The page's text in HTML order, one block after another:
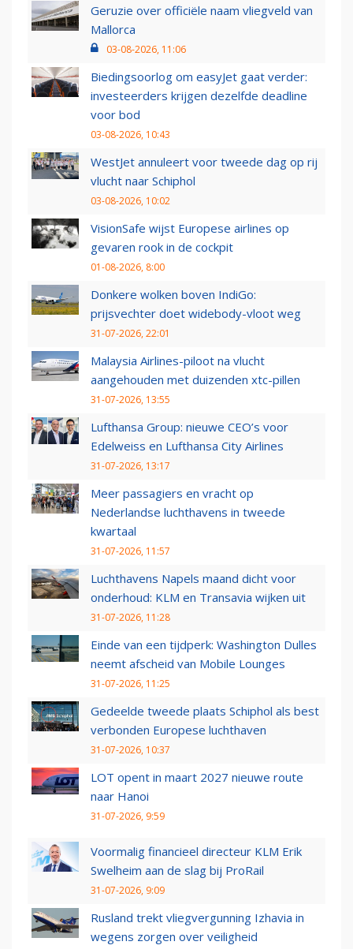
Geruzie over officiële naam vliegveld van
Mallorca
03-08-2026, 11:06
Biedingsoorlog om easyJet gaat verder:
investeerders krijgen dezelfde deadline
voor bod
03-08-2026, 10:43
WestJet annuleert voor tweede dag op rij
vlucht naar Schiphol
03-08-2026, 10:02
VisionSafe wijst Europese airlines op
gevaren rook in de cockpit
01-08-2026, 8:00
Donkere wolken boven IndiGo:
prijsvechter doet widebody-vloot weg
31-07-2026, 22:01
Malaysia Airlines-piloot na vlucht
aangehouden met duizenden xtc-pillen
31-07-2026, 13:55
Lufthansa Group: nieuwe CEO’s voor
Edelweiss en Lufthansa City Airlines
31-07-2026, 13:17
Meer passagiers en vracht op
Nederlandse luchthavens in tweede
kwartaal
31-07-2026, 11:57
Luchthavens Napels maand dicht voor
onderhoud: KLM en Transavia wijken uit
31-07-2026, 11:28
Einde van een tijdperk: Washington Dulles
neemt afscheid van Mobile Lounges
31-07-2026, 11:25
Gedeelde tweede plaats Schiphol als best
verbonden Europese luchthaven
31-07-2026, 10:37
LOT opent in maart 2027 nieuwe route
naar Hanoi
31-07-2026, 9:59
Voormalig financieel directeur KLM Erik
Swelheim aan de slag bij ProRail
31-07-2026, 9:09
Rusland trekt vliegvergunning Izhavia in
wegens zorgen over veiligheid